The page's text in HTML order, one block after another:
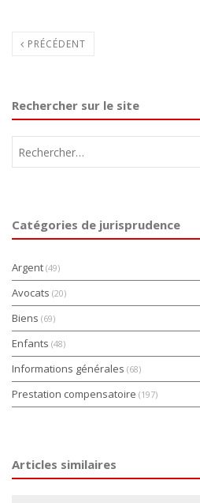
PRÉCÉDENT
Rechercher sur le site
Catégories de jurisprudence
Argent (49)
Avocats (20)
Biens (69)
Enfants (48)
Informations générales (68)
Prestation compensatoire (197)
Articles similaires